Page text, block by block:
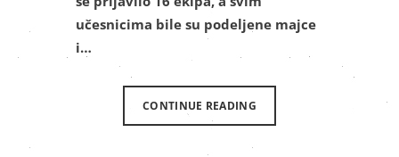
učesnicima bile su podeljene majce
i…
CONTINUE READING